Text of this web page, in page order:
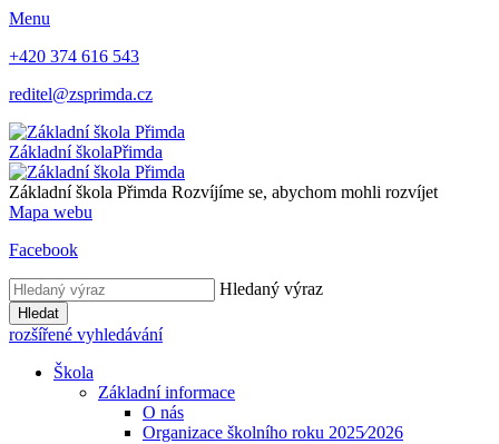
Menu
+420 374 616 543
reditel@zsprimda.cz
Základní školaPřimda
Základní škola Přimda Rozvíjíme se, abychom mohli rozvíjet
Mapa webu
Facebook
Hledaný výraz
Hledat
rozšířené vyhledávání
Škola
Základní informace
O nás
Organizace školního roku 2025⁄2026